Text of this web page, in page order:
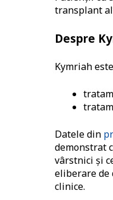
transplant
Despre
Kymriah este
Datele din
demonstrat
vârstnici și
eliberare de
clinice.